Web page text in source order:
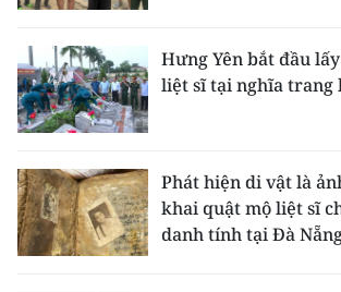
Hưng Yên bắt đầu
liệt sĩ tại nghĩa trang
Phát hiện di vật là
khai quật mộ liệt sĩ
danh tính tại Đà